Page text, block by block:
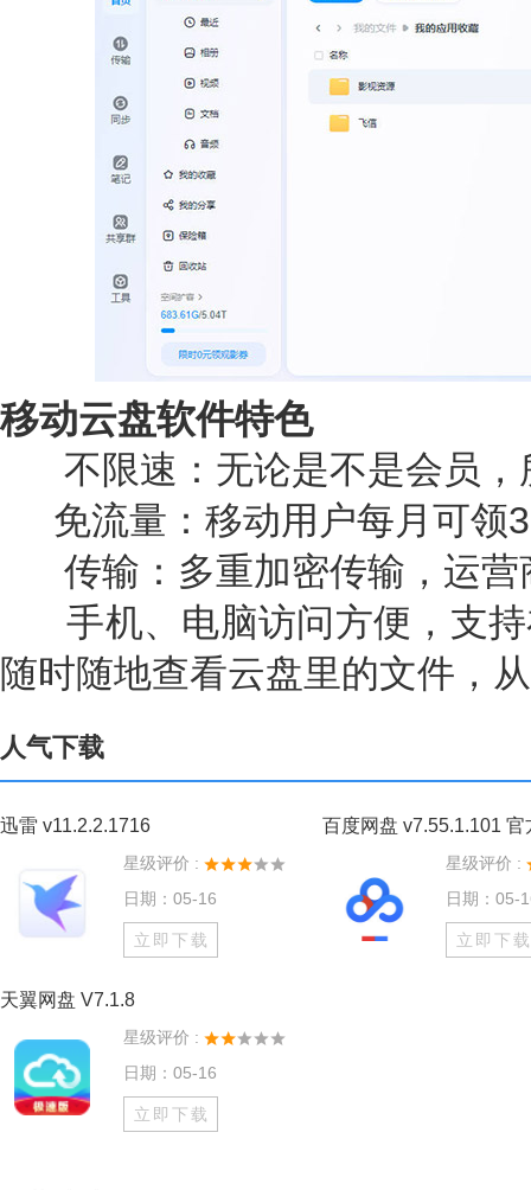
移动云盘软件特色
不限速：无论是不是会员，
免流量：移动用户每月可领
传输：多重加密传输，运营
手机、电脑访问方便，支持
随时随地查看云盘里的文件，
人气下载
迅雷 v11.2.2.1716
星级评价 :
日期：05-16
立即下载
百度网盘 v7.55.1.101 官
星级评价 :
日期：05-
立即下载
天翼网盘 V7.1.8
星级评价 :
日期：05-16
立即下载